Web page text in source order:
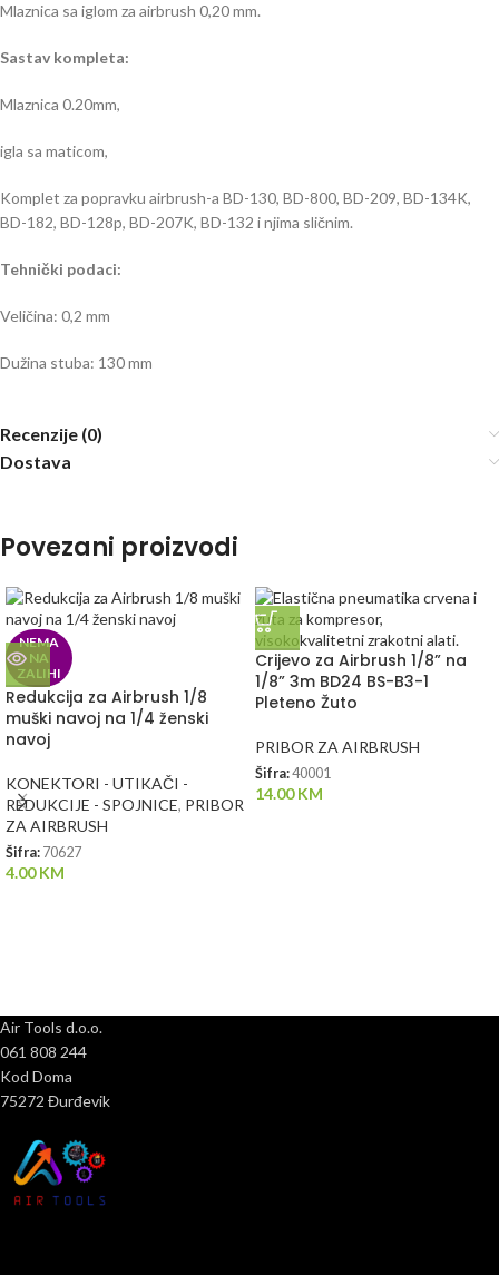
Mlaznica sa iglom za airbrush 0,20 mm.
Sastav kompleta:
Mlaznica 0.20mm,
igla sa maticom,
Komplet za popravku airbrush-a BD-130, BD-800, BD-209, BD-134K,
BD-182, BD-128p, BD-207K, BD-132 i njima sličnim.
Tehnički podaci:
Veličina: 0,2 mm
Dužina stuba: 130 mm
Recenzije (0)
Dostava
Povezani proizvodi
NEMA
NA
ZALIHI
Redukcija za Airbrush 1/8
muški navoj na 1/4 ženski
navoj
KONEKTORI - UTIKAČI -
REDUKCIJE - SPOJNICE, PRIBOR
ZA AIRBRUSH
Šifra: 70627
4.00KM
Crijevo za Airbrush 1/8” na
1/8” 3m BD24 BS-B3-1
Pleteno Žuto
PRIBOR ZA AIRBRUSH
Šifra:40001
14.00KM
Air Tools d.o.o.
061 808 244
Kod Doma
75272 Đurđevik